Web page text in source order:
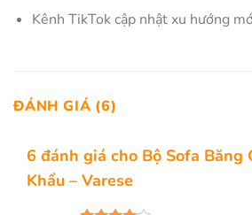
Kênh TikTok cập nhật xu hướng
ĐÁNH GIÁ (6)
6 đánh giá cho Bộ Sofa Băng
Khẩu – Varese